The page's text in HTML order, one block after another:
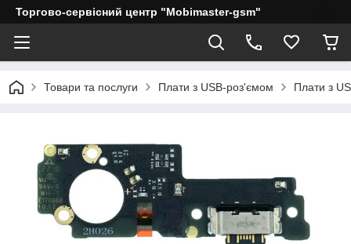
Торгово-сервісний центр "Mobimaster-gsm"
Товари та послуги Плати з USB-роз'ємом Плати з